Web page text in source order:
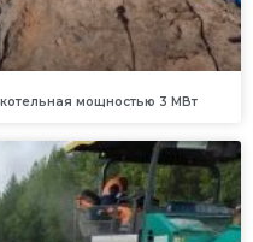
мощностью 3 МВт